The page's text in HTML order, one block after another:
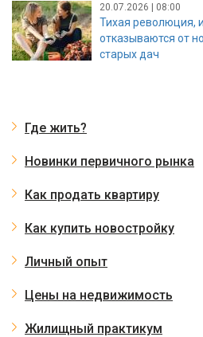
20.07.2026 | 08:00
Тихая революция,
отказываются от
старых дач
Где жить?
Новинки первичного рынка
Как продать квартиру
Как купить новостройку
Личный опыт
Цены на недвижимость
Жилищный практикум